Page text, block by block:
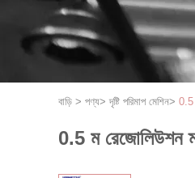
বাড়ি > পণ্য> দৃষ্টি পরিমাপ মেশিন> 0.5
0.5 ম রেজোলিউশন